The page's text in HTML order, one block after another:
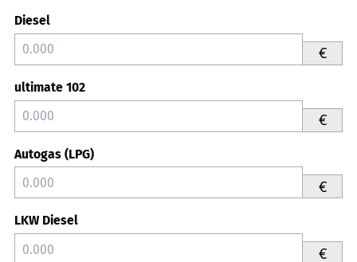
Diesel
€
ultimate 102
€
Autogas (LPG)
€
LKW Diesel
€